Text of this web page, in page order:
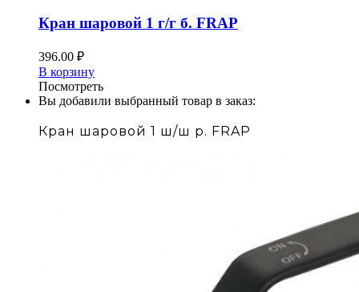
Кран шаровой 1 г/г б. FRAP
396.00 ₽
В корзину
Посмотреть
Вы добавили выбранный товар в заказ:
Кран шаровой 1 ш/ш р. FRAP